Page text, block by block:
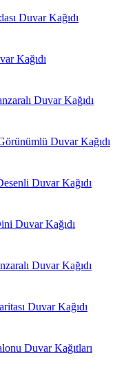
Duvar Kağıdı
Kağıdı
Duvar Kağıdı
Duvar Kağıdı
Duvar Kağıdı
Duvar Kağıdı
Duvar Kağıdı
Duvar Kağıdı
Duvar Kağıtları